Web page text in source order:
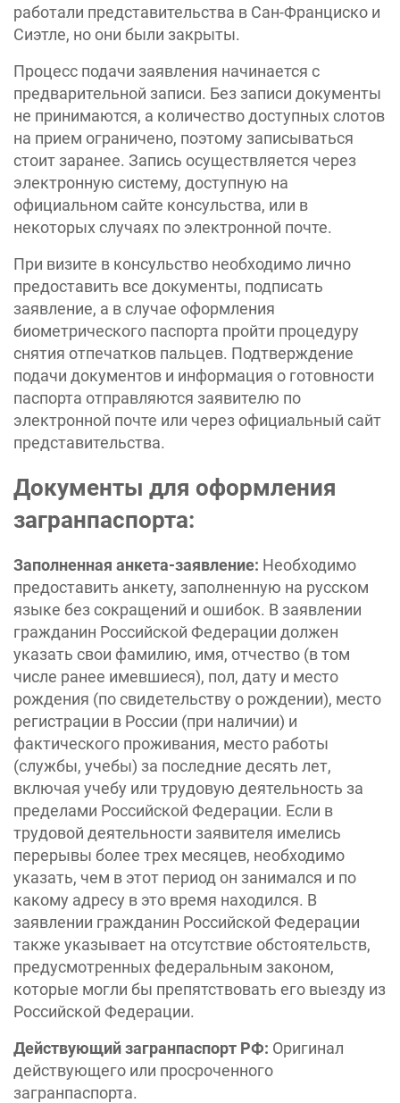
работали представительства в Сан-Франциско и
Сиэтле, но они были закрыты.
Процесс подачи заявления начинается с
предварительной записи. Без записи документы
не принимаются, а количество доступных слотов
на прием ограничено, поэтому записываться
стоит заранее. Запись осуществляется через
электронную систему, доступную на
официальном сайте консульства, или в
некоторых случаях по электронной почте.
При визите в консульство необходимо лично
предоставить все документы, подписать
заявление, а в случае оформления
биометрического паспорта пройти процедуру
снятия отпечатков пальцев. Подтверждение
подачи документов и информация о готовности
паспорта отправляются заявителю по
электронной почте или через официальный сайт
представительства.
Документы для оформления
загранпаспорта:
Заполненная анкета-заявление: Необходимо
предоставить анкету, заполненную на русском
языке без сокращений и ошибок. В заявлении
гражданин Российской Федерации должен
указать свои фамилию, имя, отчество (в том
числе ранее имевшиеся), пол, дату и место
рождения (по свидетельству о рождении), место
регистрации в России (при наличии) и
фактического проживания, место работы
(службы, учебы) за последние десять лет,
включая учебу или трудовую деятельность за
пределами Российской Федерации. Если в
трудовой деятельности заявителя имелись
перерывы более трех месяцев, необходимо
указать, чем в этот период он занимался и по
какому адресу в это время находился. В
заявлении гражданин Российской Федерации
также указывает на отсутствие обстоятельств,
предусмотренных федеральным законом,
которые могли бы препятствовать его выезду из
Российской Федерации.
Действующий загранпаспорт РФ: Оригинал
действующего или просроченного
загранпаспорта. ​